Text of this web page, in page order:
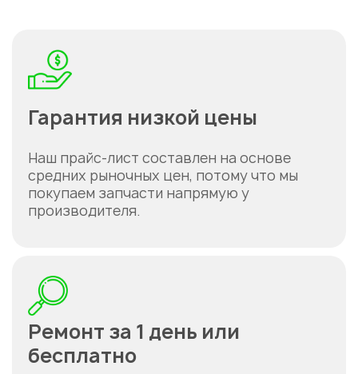
Гарантия низкой цены
Наш прайс-лист составлен на основе
средних рыночных цен, потому что мы
покупаем запчасти напрямую у
производителя.
Ремонт за 1 день или
бесплатно